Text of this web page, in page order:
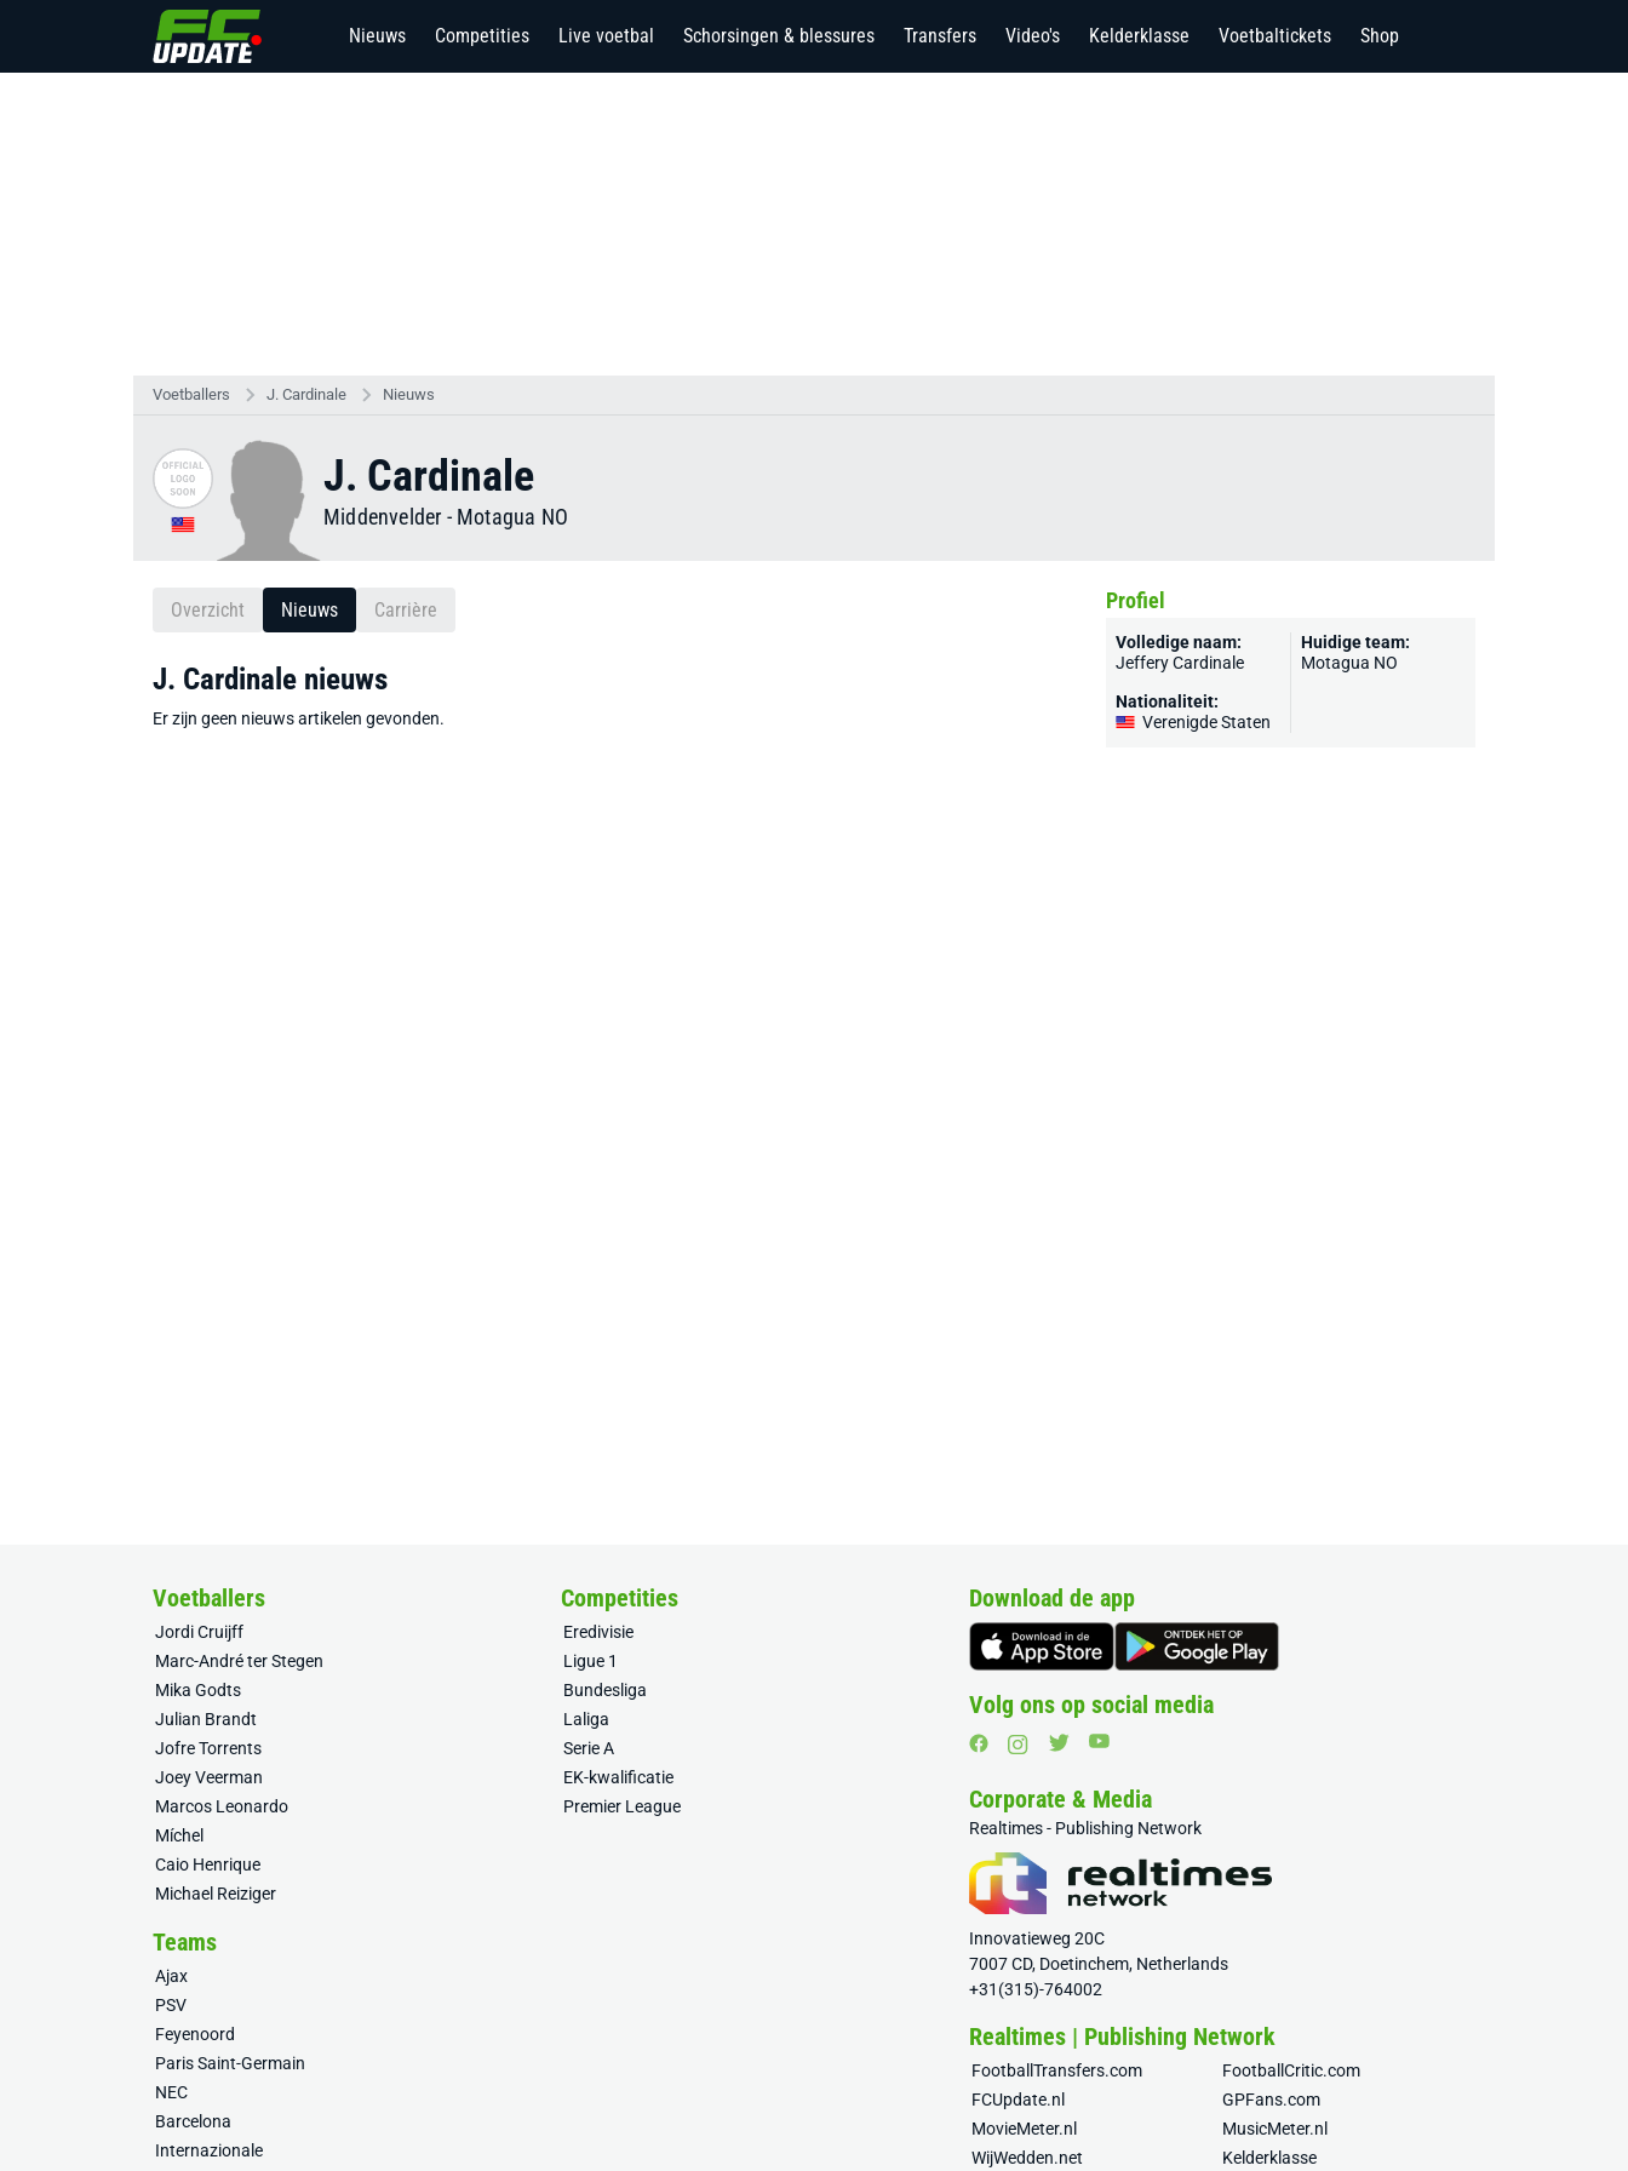
Nieuws Competities Live voetbal Schorsingen & blessures Transfers Video's Kelderklasse Voetbaltickets Shop
Voetballers J. Cardinale Nieuws
J. Cardinale
Middenvelder - Motagua NO
Overzicht Nieuws Carrière
J. Cardinale nieuws
Er zijn geen nieuws artikelen gevonden.
Profiel
Volledige naam:
Jeffery Cardinale
Nationaliteit:
Verenigde Staten
Huidige team:
Motagua NO
Voetballers
Jordi Cruijff
Marc-André ter Stegen
Mika Godts
Julian Brandt
Jofre Torrents
Joey Veerman
Marcos Leonardo
Míchel
Caio Henrique
Michael Reiziger
Competities
Eredivisie
Ligue 1
Bundesliga
Laliga
Serie A
EK-kwalificatie
Premier League
Teams
Ajax
PSV
Feyenoord
Paris Saint-Germain
NEC
Barcelona
Internazionale
Download de app
Volg ons op social media
Corporate & Media
Realtimes - Publishing Network
Innovatieweg 20C
7007 CD, Doetinchem, Netherlands
+31(315)-764002
Realtimes | Publishing Network
FootballTransfers.com
FootballCritic.com
FCUpdate.nl
GPFans.com
MovieMeter.nl
MusicMeter.nl
WijWedden.net
Kelderklasse